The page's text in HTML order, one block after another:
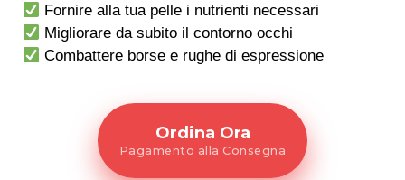
Fornire alla tua pelle i nutrienti necessari
Migliorare da subito il contorno occhi
Combattere borse e rughe di espressione
Ordina Ora
Pagamento alla Consegna